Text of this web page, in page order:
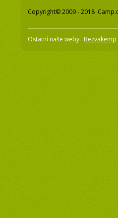
Copyright© 2009 - 2018
Ostatní naše weby: Bezvakemp